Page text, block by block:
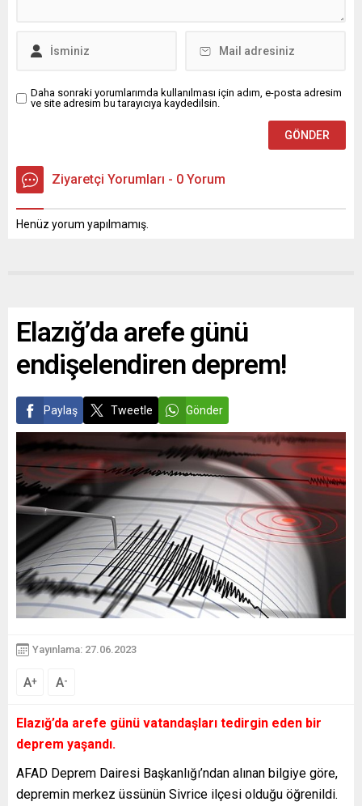
Daha sonraki yorumlarımda kullanılması için adım, e-posta adresim
ve site adresim bu tarayıcıya kaydedilsin.
Ziyaretçi Yorumları - 0 Yorum
Henüz yorum yapılmamış.
Elazığ’da arefe günü
endişelendiren deprem!
Paylaş Tweetle Gönder
Yayınlama: 27.06.2023
A+ A-
Elazığ’da arefe günü vatandaşları tedirgin eden bir
deprem yaşandı.
AFAD Deprem Dairesi Başkanlığı’ndan alınan bilgiye göre,
depremin merkez üssünün Sivrice ilçesi olduğu öğrenildi.